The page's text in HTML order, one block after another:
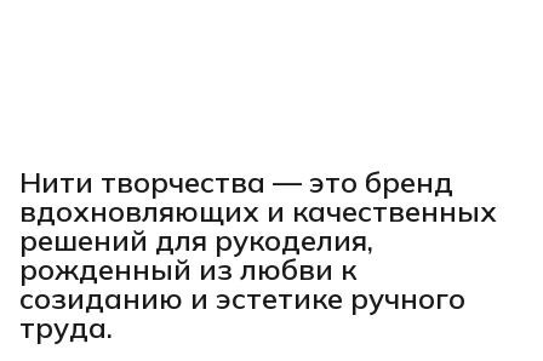
Нити творчества — это бренд
вдохновляющих и качественных
решений для рукоделия,
рожденный из любви к
созиданию и эстетике ручного
труда.